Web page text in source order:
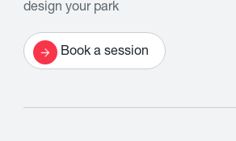
design your park
Book a session